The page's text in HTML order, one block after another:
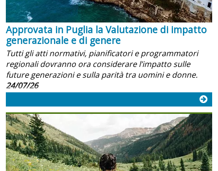
Approvata in Puglia la Valutazione di impatto
generazionale e di genere
Tutti gli atti normativi, pianificatori e programmatori
regionali dovranno ora considerare l’impatto sulle
future generazioni e sulla parità tra uomini e donne.
24/07/26